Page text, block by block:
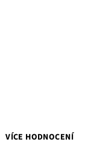
VÍCE HODNOCENÍ